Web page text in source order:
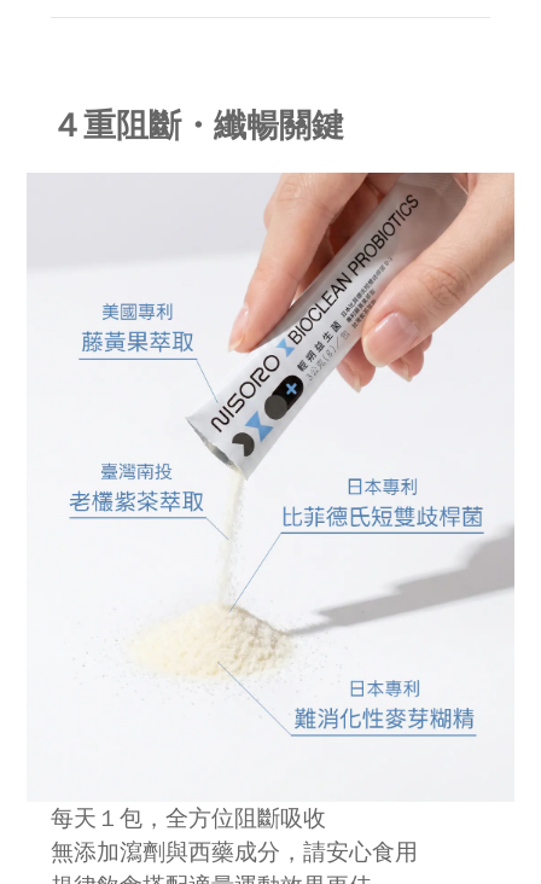
４重阻斷・纖暢關鍵
每天１包，全方位阻斷吸收
無添加瀉劑與西藥成分，請安心食用